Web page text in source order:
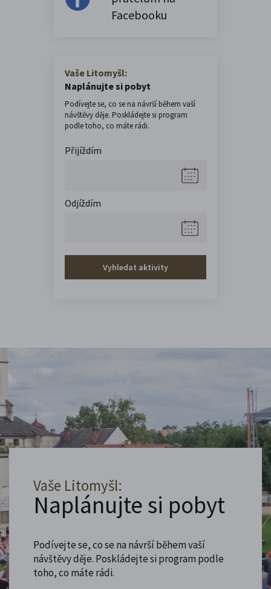
Facebooku
Vaše Litomyšl:
Naplánujte si pobyt
Podívejte se, co se na návrší během vaší
návštěvy děje. Poskládejte si program
podle toho, co máte rádi.
Přijíždím
Odjíždím
Vyhledat aktivity
Vaše Litomyšl:
Naplánujte si pobyt
Podívejte se, co se na návrší během vaší
návštěvy děje. Poskládejte si program podle
toho, co máte rádi.